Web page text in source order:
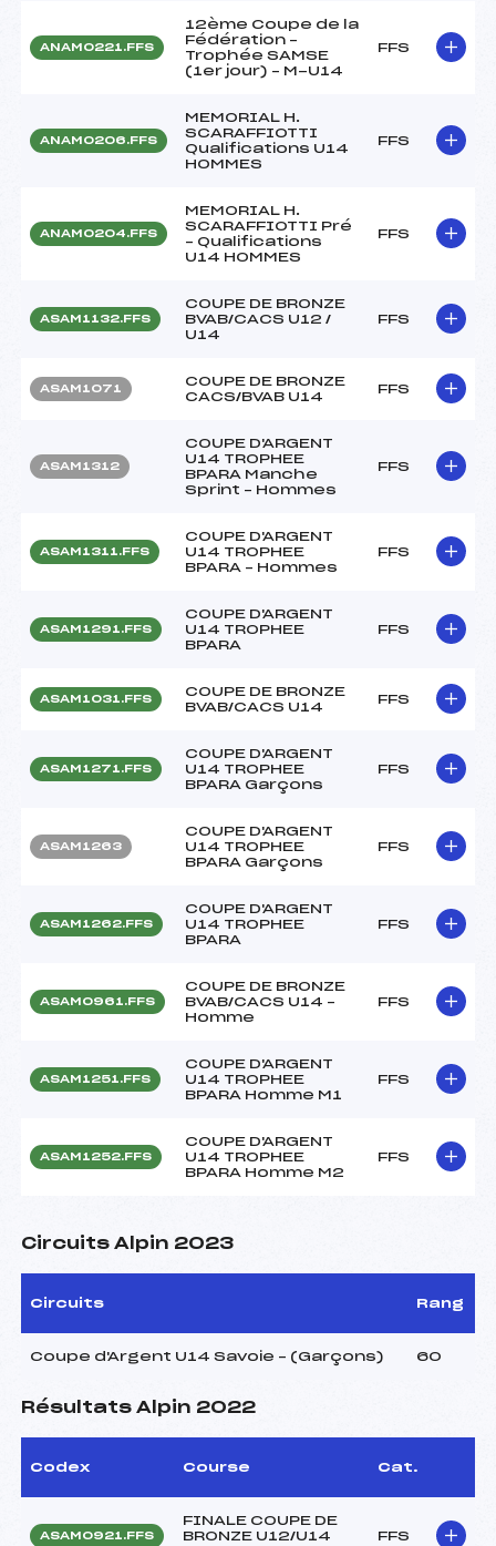
ANAM0221.FFS
12ème Coupe de la
Fédération –
Trophée SAMSE
(1er jour) – M-U14
FFS
ANAM0206.FFS
MEMORIAL H.
SCARAFFIOTTI
Qualifications U14
HOMMES
FFS
ANAM0204.FFS
MEMORIAL H.
SCARAFFIOTTI Pré
– Qualifications
U14 HOMMES
FFS
ASAM1132.FFS
COUPE DE BRONZE
BVAB/CACS U12 /
U14
FFS
ASAM1071
COUPE DE BRONZE
CACS/BVAB U14
FFS
ASAM1312
COUPE D'ARGENT
U14 TROPHEE
BPARA Manche
Sprint – Hommes
FFS
ASAM1311.FFS
COUPE D'ARGENT
U14 TROPHEE
BPARA – Hommes
FFS
ASAM1291.FFS
COUPE D'ARGENT
U14 TROPHEE
BPARA
FFS
ASAM1031.FFS
COUPE DE BRONZE
BVAB/CACS U14
FFS
ASAM1271.FFS
COUPE D'ARGENT
U14 TROPHEE
BPARA Garçons
FFS
ASAM1263
COUPE D'ARGENT
U14 TROPHEE
BPARA Garçons
FFS
ASAM1262.FFS
COUPE D'ARGENT
U14 TROPHEE
BPARA
FFS
ASAM0961.FFS
COUPE DE BRONZE
BVAB/CACS U14 –
Homme
FFS
ASAM1251.FFS
COUPE D'ARGENT
U14 TROPHEE
BPARA Homme M1
FFS
ASAM1252.FFS
COUPE D'ARGENT
U14 TROPHEE
BPARA Homme M2
FFS
Circuits Alpin 2023
Circuits Rang
Coupe d'Argent U14 Savoie – (Garçons) 60
Résultats Alpin 2022
Codex Course Cat.
ASAM0921.FFS
FINALE COUPE DE
BRONZE U12/U14
FFS